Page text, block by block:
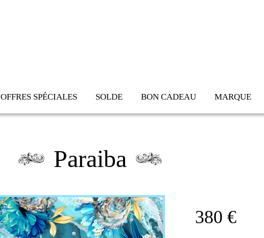
OFFRES SPÉCIALES SOLDE BON CADEAU MARQUE
Paraiba
380 €